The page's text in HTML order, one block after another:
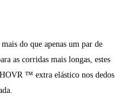
do que apenas um par de
as corridas mais longas, estes
™ extra elástico nos dedos